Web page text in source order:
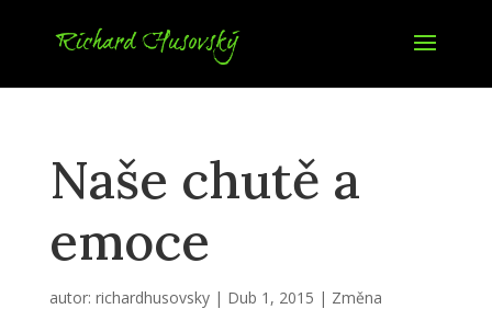
Naše chutě a
emoce
autor: richardhusovsky| Dub 1, 2015 | Změna